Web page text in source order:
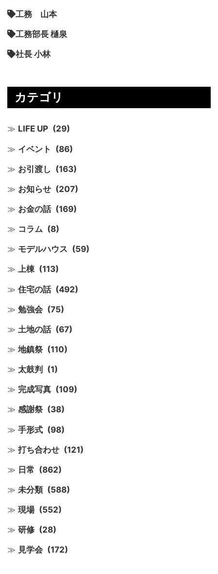
工務 山本
工務部長 樋泉
社長 小林
カテゴリ
LIFE UP (29)
イベント (86)
お引渡し (163)
お知らせ (207)
お金の話 (169)
コラム (8)
モデルハウス (59)
上棟 (113)
住宅の話 (492)
勉強会 (75)
土地の話 (67)
地鎮祭 (110)
太鼓判 (1)
完成写真 (109)
感謝祭 (38)
手形式 (98)
打ち合わせ (121)
日常 (862)
未分類 (588)
現場 (552)
研修 (28)
見学会 (172)